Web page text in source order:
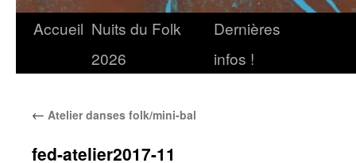
Accueil Nuits du Folk
2026
Dernières
infos !
← Atelier danses folk/mini-bal
fed-atelier2017-11